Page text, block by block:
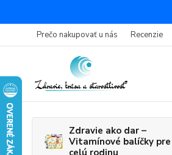
Prečo nakupovať u nás Recenzie
Zdravie ako dar –
Vitamínové balíčky pre
celú rodinu